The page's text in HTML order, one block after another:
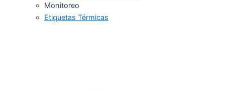
Monitoreo
Etiquetas Térmicas